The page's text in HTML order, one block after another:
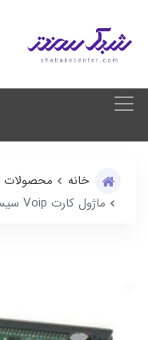
خانه محصولات
ماژول کارت Voip سیسکو VIC3-4FXS-DID